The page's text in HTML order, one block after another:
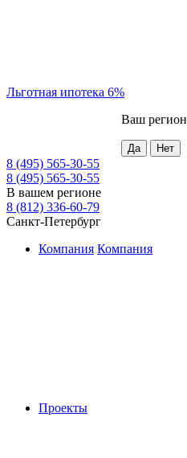
Льготная ипотека 6%
Ваш регион
8 (495) 565-30-55
8 (495) 565-30-55
В вашем регионе
8 (812) 336-60-79
Санкт-Петербург
Компания Компания
Проекты